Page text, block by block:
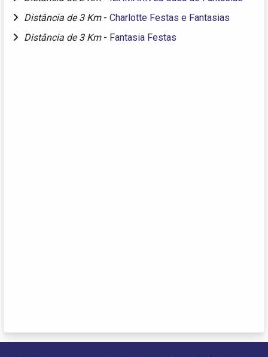
Distância de 3 Km - Charlotte Festas e Fantasias
Distância de 3 Km - Fantasia Festas